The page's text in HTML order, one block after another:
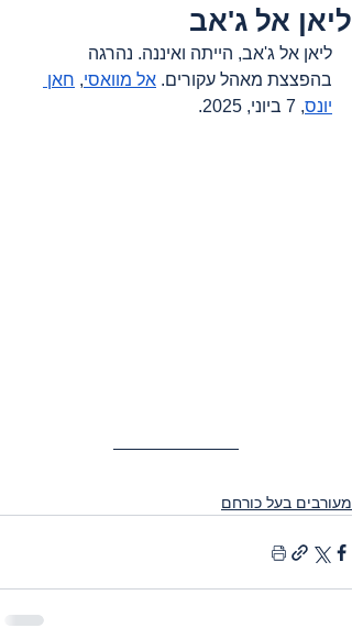
ליאן אל ג'אב
ליאן אל ג'אב, הייתה ואיננה. נהרגה
בהפצצת מאהל עקורים. אל מוואסי, חאן
יונס, 7 ביוני, 2025.
מעורבים בעל כורחם